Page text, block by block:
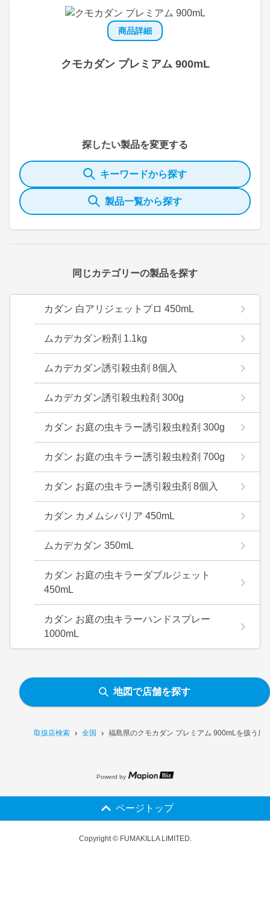
取扱店検索 全国 福島県のクモカダン プレミアム 900mLを扱う店
商品詳細
クモカダン プレミアム 900mL
探したい製品を変更する
キーワードから探す
製品一覧から探す
同じカテゴリーの製品を探す
カダン 白アリジェットプロ 450mL
ムカデカダン粉剤 1.1kg
ムカデカダン誘引殺虫剤 8個入
ムカデカダン誘引殺虫粒剤 300g
カダン お庭の虫キラー誘引殺虫粒剤 300g
カダン お庭の虫キラー誘引殺虫粒剤 700g
カダン お庭の虫キラー誘引殺虫剤 8個入
カダン カメムシバリア 450mL
ムカデカダン 350mL
カダン お庭の虫キラーダブルジェット
450mL
カダン お庭の虫キラーハンドスプレー
1000mL
地図で店舗を探す
Powerd by
ページトップ
Copyright © FUMAKILLA LIMITED.